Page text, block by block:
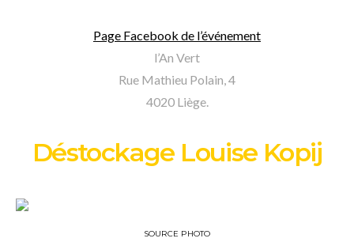
Page Facebook de l’événement
l’An Vert
Rue Mathieu Polain, 4
4020 Liège.
Déstockage Louise Kopij
SOURCE PHOTO